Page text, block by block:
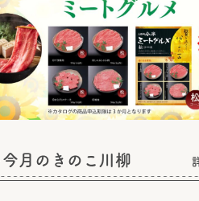
今月のきのこ川柳